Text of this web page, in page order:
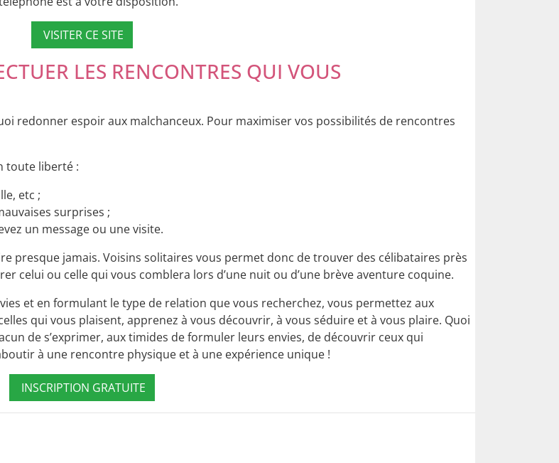
VISITER CE SITE
LES RENCONTRES QUI VOUS
redonner espoir aux malchanceux. Pour maximiser vos possibilités de rencontres
toute liberté :
etc ;
surprises ;
un message ou une visite.
presque jamais. Voisins solitaires vous permet donc de trouver des célibataires près
celui ou celle qui vous comblera lors d’une nuit ou d’une brève aventure coquine.
et en formulant le type de relation que vous recherchez, vous permettez aux
qui vous plaisent, apprenez à vous découvrir, à vous séduire et à vous plaire. Quoi
de s’exprimer, aux timides de formuler leurs envies, de découvrir ceux qui
à une rencontre physique et à une expérience unique !
INSCRIPTION GRATUITE